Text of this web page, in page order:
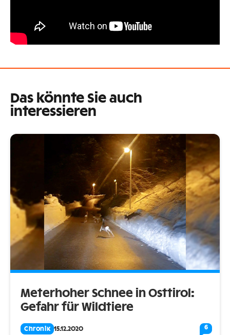
Das könnte Sie auch
interessieren
Meterhoher Schnee in Osttirol:
Gefahr für Wildtiere
Chronik 15.12.2020 6